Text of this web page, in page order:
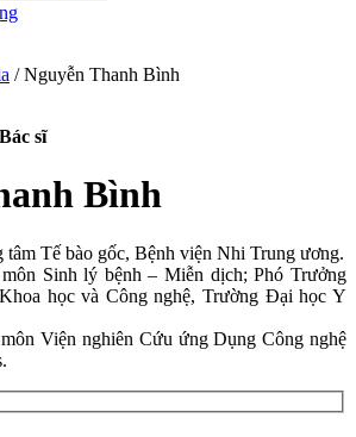
/Nguyễn Thanh Bình
sĩ
Bình
tâm Tế bào gốc, Bệnh viện Nhi Trung ương.
Sinh lý bệnh – Miễn dịch; Phó Trưởng
học và Công nghệ, Trường Đại học Y
Viện nghiên Cứu ứng Dụng Công nghệ